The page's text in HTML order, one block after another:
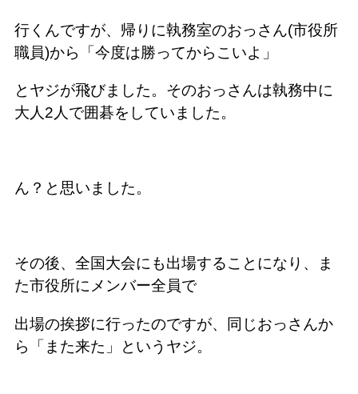
行くんですが、帰りに執務室のおっさん(市役所
職員)から「今度は勝ってからこいよ」
とヤジが飛びました。そのおっさんは執務中に
大人2人で囲碁をしていました。
ん？と思いました。
その後、全国大会にも出場することになり、ま
た市役所にメンバー全員で
出場の挨拶に行ったのですが、同じおっさんか
ら「また来た」というヤジ。